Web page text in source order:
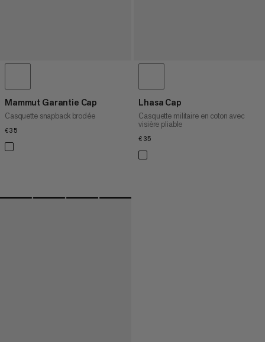
Mammut Garantie Cap
Casquette snapback brodée
€35
Lhasa Cap
Casquette militaire en coton avec
visière pliable
€35